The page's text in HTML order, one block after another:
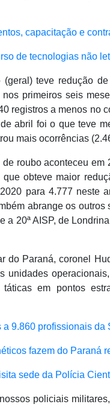
capacitação e
de tecnologias não
teve redução
primeiros seis
registros a menos no
abril foi o que teve
mais ocorrências
roubo aconteceu em
obteve maior
para 4.777 neste
abrange os
20ª AISP, de
do Paraná, coronel
unidades
em pontos
9.860 profissionais da
fazem do Paraná
sede da Polícia
policiais